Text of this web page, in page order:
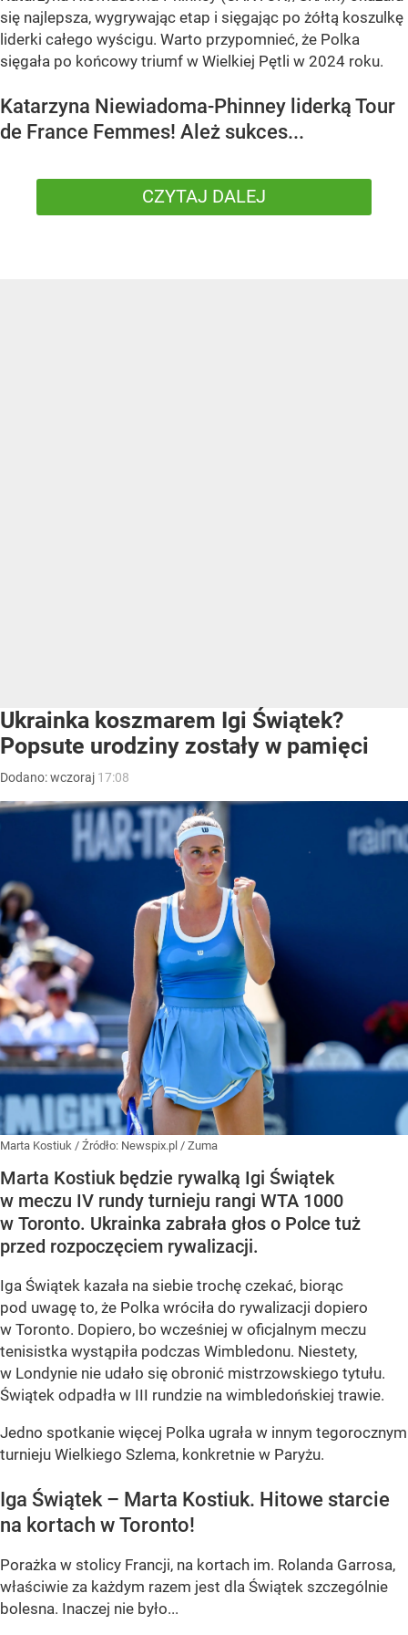
się najlepsza, wygrywając etap i sięgając po żółtą koszulkę
liderki całego wyścigu. Warto przypomnieć, że Polka
sięgała po końcowy triumf w Wielkiej Pętli w 2024 roku.
Katarzyna Niewiadoma-Phinney liderką Tour
de France Femmes! Ależ sukces...
CZYTAJ DALEJ
Ukrainka koszmarem Igi Świątek?
Popsute urodziny zostały w pamięci
Dodano:wczoraj 17:08
Marta Kostiuk / Źródło: Newspix.pl / Zuma
Marta Kostiuk będzie rywalką Igi Świątek
w meczu IV rundy turnieju rangi WTA 1000
w Toronto. Ukrainka zabrała głos o Polce tuż
przed rozpoczęciem rywalizacji.
Iga Świątek kazała na siebie trochę czekać, biorąc
pod uwagę to, że Polka wróciła do rywalizacji dopiero
w Toronto. Dopiero, bo wcześniej w oficjalnym meczu
tenisistka wystąpiła podczas Wimbledonu. Niestety,
w Londynie nie udało się obronić mistrzowskiego tytułu.
Świątek odpadła w III rundzie na wimbledońskiej trawie.
Jedno spotkanie więcej Polka ugrała w innym tegorocznym
turnieju Wielkiego Szlema, konkretnie w Paryżu.
Iga Świątek – Marta Kostiuk. Hitowe starcie
na kortach w Toronto!
Porażka w stolicy Francji, na kortach im. Rolanda Garrosa,
właściwie za każdym razem jest dla Świątek szczególnie
bolesna. Inaczej nie było...